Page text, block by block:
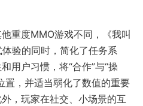
重度MMO游戏不同，《我叫
验的同时，简化了任务系
用户习惯，将“合作”与“操
置，并适当弱化了数值的重要
，玩家在社交、小场景的互